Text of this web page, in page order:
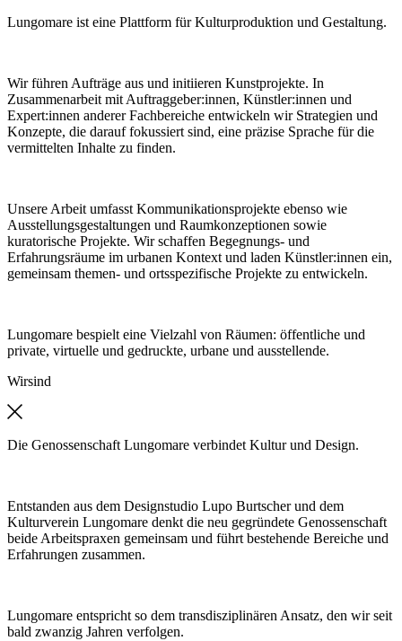
Lungomare ist eine Plattform für Kulturproduktion und Gestaltung.
Wir führen Aufträge aus und initiieren Kunstprojekte. In
Zusammenarbeit mit Auftraggeber:innen, Künstler:innen und
Expert:innen anderer Fachbereiche entwickeln wir Strategien und
Konzepte, die darauf fokussiert sind, eine präzise Sprache für die
vermittelten Inhalte zu finden.
Unsere Arbeit umfasst Kommunikationsprojekte ebenso wie
Ausstellungsgestaltungen und Raumkonzeptionen sowie
kuratorische Projekte. Wir schaffen Begegnungs- und
Erfahrungsräume im urbanen Kontext und laden Künstler:innen ein,
gemeinsam themen- und ortsspezifische Projekte zu entwickeln.
Lungomare bespielt eine Vielzahl von Räumen: öffentliche und
private, virtuelle und gedruckte, urbane und ausstellende.
Wirsind
Die Genossenschaft Lungomare verbindet Kultur und Design.
Entstanden aus dem Designstudio Lupo Burtscher und dem
Kulturverein Lungomare denkt die neu gegründete Genossenschaft
beide Arbeitspraxen gemeinsam und führt bestehende Bereiche und
Erfahrungen zusammen.
Lungomare entspricht so dem transdisziplinären Ansatz, den wir seit
bald zwanzig Jahren verfolgen.